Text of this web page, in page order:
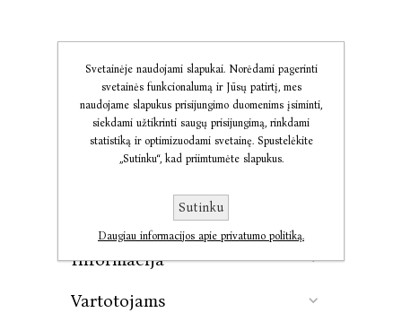
Informacija
Vartotojams
Svetainėje naudojami slapukai. Norėdami pagerinti
svetainės funkcionalumą ir Jūsų patirtį, mes
naudojame slapukus prisijungimo duomenims įsiminti,
siekdami užtikrinti saugų prisijungimą, rinkdami
statistiką ir optimizuodami svetainę. Spustelėkite
„Sutinku“, kad priimtumėte slapukus.
Sutinku
Daugiau informacijos apie privatumo politiką.